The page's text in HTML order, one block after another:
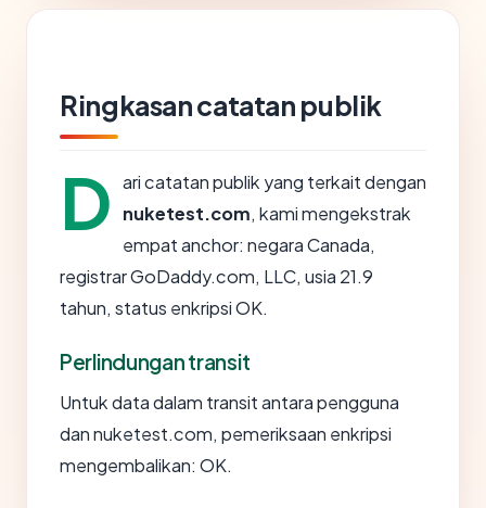
Ringkasan catatan publik
D ari catatan publik yang terkait dengan
nuketest.com, kami mengekstrak
empat anchor: negara Canada,
registrar GoDaddy.com, LLC, usia 21.9
tahun, status enkripsi OK.
Perlindungan transit
Untuk data dalam transit antara pengguna
dan nuketest.com, pemeriksaan enkripsi
mengembalikan: OK.